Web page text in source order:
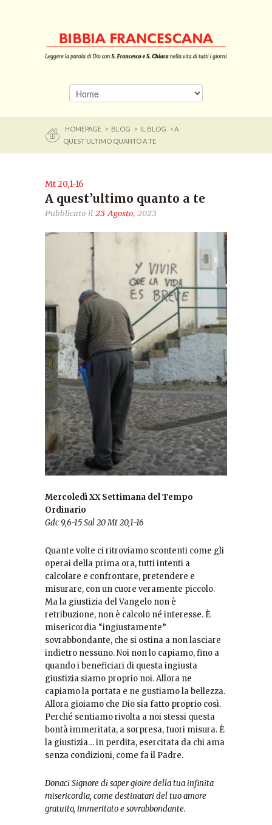
HOMEPAGE > BLOG > IL BLOG
> A
QUEST’ULTIMO QUANTO A TE
Mt 20,1-16
A quest’ultimo quanto a te
Pubblicato il 23 Agosto, 2023
Mercoledì XX Settimana del Tempo
Ordinario
Gdc 9,6-15 Sal 20 Mt 20,1-16
Quante volte ci ritroviamo scontenti come gli
operai della prima ora, tutti intenti a
calcolare e confrontare, pretendere e
misurare, con un cuore veramente piccolo.
Ma la giustizia del Vangelo non è
retribuzione, non è calcolo né interesse. È
misericordia “ingiustamente”
sovrabbondante, che si ostina a non lasciare
indietro nessuno. Noi non lo capiamo, fino a
quando i beneficiari di questa ingiusta
giustizia siamo proprio noi. Allora ne
capiamo la portata e ne gustiamo la bellezza.
Allora gioiamo che Dio sia fatto proprio così.
Perché sentiamo rivolta a noi stessi questa
bontà immeritata, a sorpresa, fuori misura. È
la giustizia… in perdita, esercitata da chi ama
senza condizioni, come fa il Padre.
Donaci Signore di saper gioire della tua infinita
misericordia, comedestinatari del tuo amore
gratuito, immeritato e sovrabbondante.